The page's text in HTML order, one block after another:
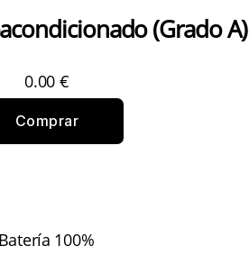
(Grado A)
0.00 €
Comprar
100%